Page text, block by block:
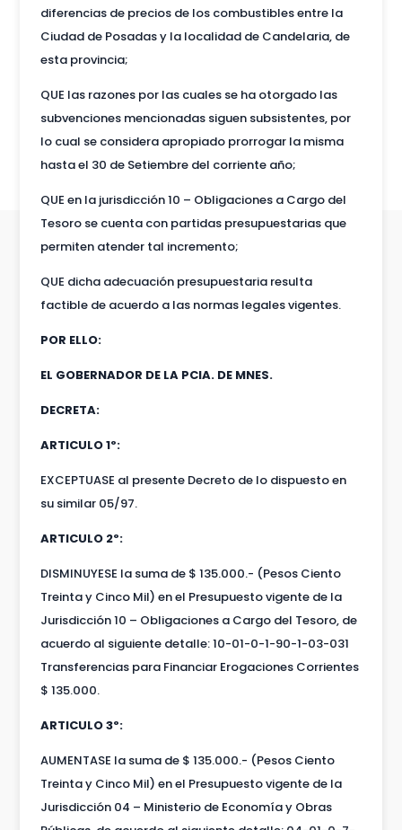
diferencias de precios de los combustibles entre la
Ciudad de Posadas y la localidad de Candelaria, de
esta provincia;
QUE las razones por las cuales se ha otorgado las
subvenciones mencionadas siguen subsistentes, por
lo cual se considera apropiado prorrogar la misma
hasta el 30 de Setiembre del corriente año;
QUE en la jurisdicción 10 – Obligaciones a Cargo del
Tesoro se cuenta con partidas presupuestarias que
permiten atender tal incremento;
QUE dicha adecuación presupuestaria resulta
factible de acuerdo a las normas legales vigentes.
POR ELLO:
EL GOBERNADOR DE LA PCIA. DE MNES.
DECRETA:
ARTICULO 1º:
EXCEPTUASE al presente Decreto de lo dispuesto en
su similar 05/97.
ARTICULO 2º:
DISMINUYESE la suma de $ 135.000.- (Pesos Ciento
Treinta y Cinco Mil) en el Presupuesto vigente de la
Jurisdicción 10 – Obligaciones a Cargo del Tesoro, de
acuerdo al siguiente detalle: 10-01-0-1-90-1-03-031
Transferencias para Financiar Erogaciones Corrientes
$ 135.000.
ARTICULO 3º:
AUMENTASE la suma de $ 135.000.- (Pesos Ciento
Treinta y Cinco Mil) en el Presupuesto vigente de la
Jurisdicción 04 – Ministerio de Economía y Obras